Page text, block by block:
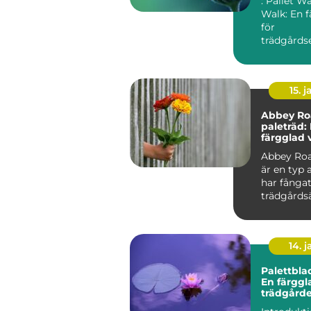
Walk: En
för
Walk
15.
Abbey
paleträd:
färgglad
Abbey
är en typ
har fångat
14.
En